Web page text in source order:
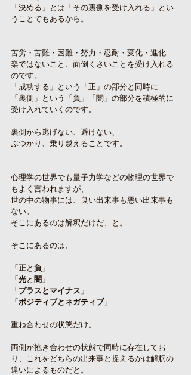
「決める」とは「その裏側を受け入れる」とい
うことでもあるから。
苦労・苦難・困難・努力・忍耐・変化・進化
楽ではないこと、面倒くさいことを受け入れる
のです。
「成功する」という「正」の部分と同時に
「裏側」という「負」「闇」の部分を積極的に
受け入れていくのです。
裏側から逃げない、避けない、
ぶつかり、乗り越えることです。
心理学の世界でも量子力学などの物理の世界で
もよく言われますが、
世の中の物事には、良い出来事も悪い出来事も
ない。
そこにあるのは解釈だけだ、と。
そこにあるのは、
「 正と 負 」
「 光と 闇 」
「 プラスとマイナス 」
「 ポジティブとネガティブ」
重ね合わせの状態だけ。
両側が抱き合わせの状態で同時に存在してお
り、これをどちらの出来事と捉えるかは解釈の
違いによるものだと。